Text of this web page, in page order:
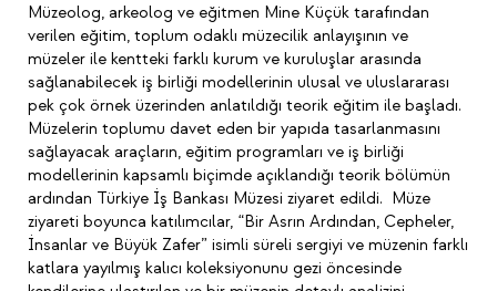
Müzeolog, arkeolog ve eğitmen Mine Küçük tarafından
verilen eğitim, toplum odaklı müzecilik anlayışının ve
müzeler ile kentteki farklı kurum ve kuruluşlar arasında
sağlanabilecek iş birliği modellerinin ulusal ve uluslararası
pek çok örnek üzerinden anlatıldığı teorik eğitim ile başladı.
Müzelerin toplumu davet eden bir yapıda tasarlanmasını
sağlayacak araçların, eğitim programları ve iş birliği
modellerinin kapsamlı biçimde açıklandığı teorik bölümün
ardından Türkiye İş Bankası Müzesi ziyaret edildi. Müze
ziyareti boyunca katılımcılar, “Bir Asrın Ardından, Cepheler,
İnsanlar ve Büyük Zafer” isimli süreli sergiyi ve müzenin farklı
katlara yayılmış kalıcı koleksiyonunu gezi öncesinde